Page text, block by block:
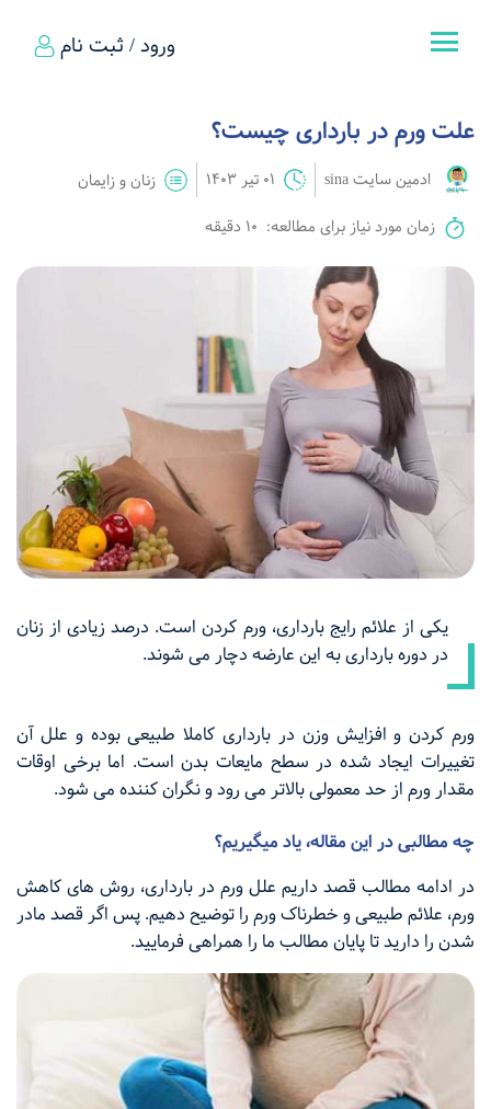
ورود / ثبت نام
علت ورم در بارداری چیست؟
ادمین سایت sina 01 تیر 1403
زنان و زایمان
زمان مورد نیاز برای مطالعه: 10 دقیقه
یکی از علائم رایج بارداری، ورم کردن است. درصد زیادی از زنان
در دوره بارداری به این عارضه دچار می شوند.
ورم کردن و افزایش وزن در بارداری کاملا طبیعی بوده و علل آن
تغییرات ایجاد شده در سطح مایعات بدن است. اما برخی اوقات
مقدار ورم از حد معمولی بالاتر می رود و نگران کننده می شود.
چه مطالبی در این مقاله، یاد میگیریم؟
در ادامه مطالب قصد داریم علل ورم در بارداری، روش های کاهش
ورم، علائم طبیعی و خطرناک ورم را توضیح دهیم. پس اگر قصد مادر
شدن را دارید تا پایان مطالب ما را همراهی فرمایید.